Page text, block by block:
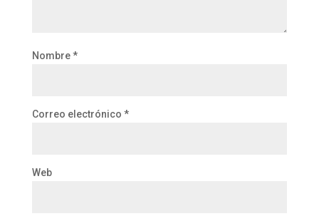
Nombre*
Correo electrónico *
Web